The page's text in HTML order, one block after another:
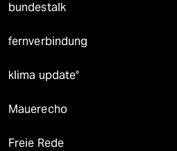
bundestalk
fernverbindung
klima update°
Mauerecho
Freie Rede